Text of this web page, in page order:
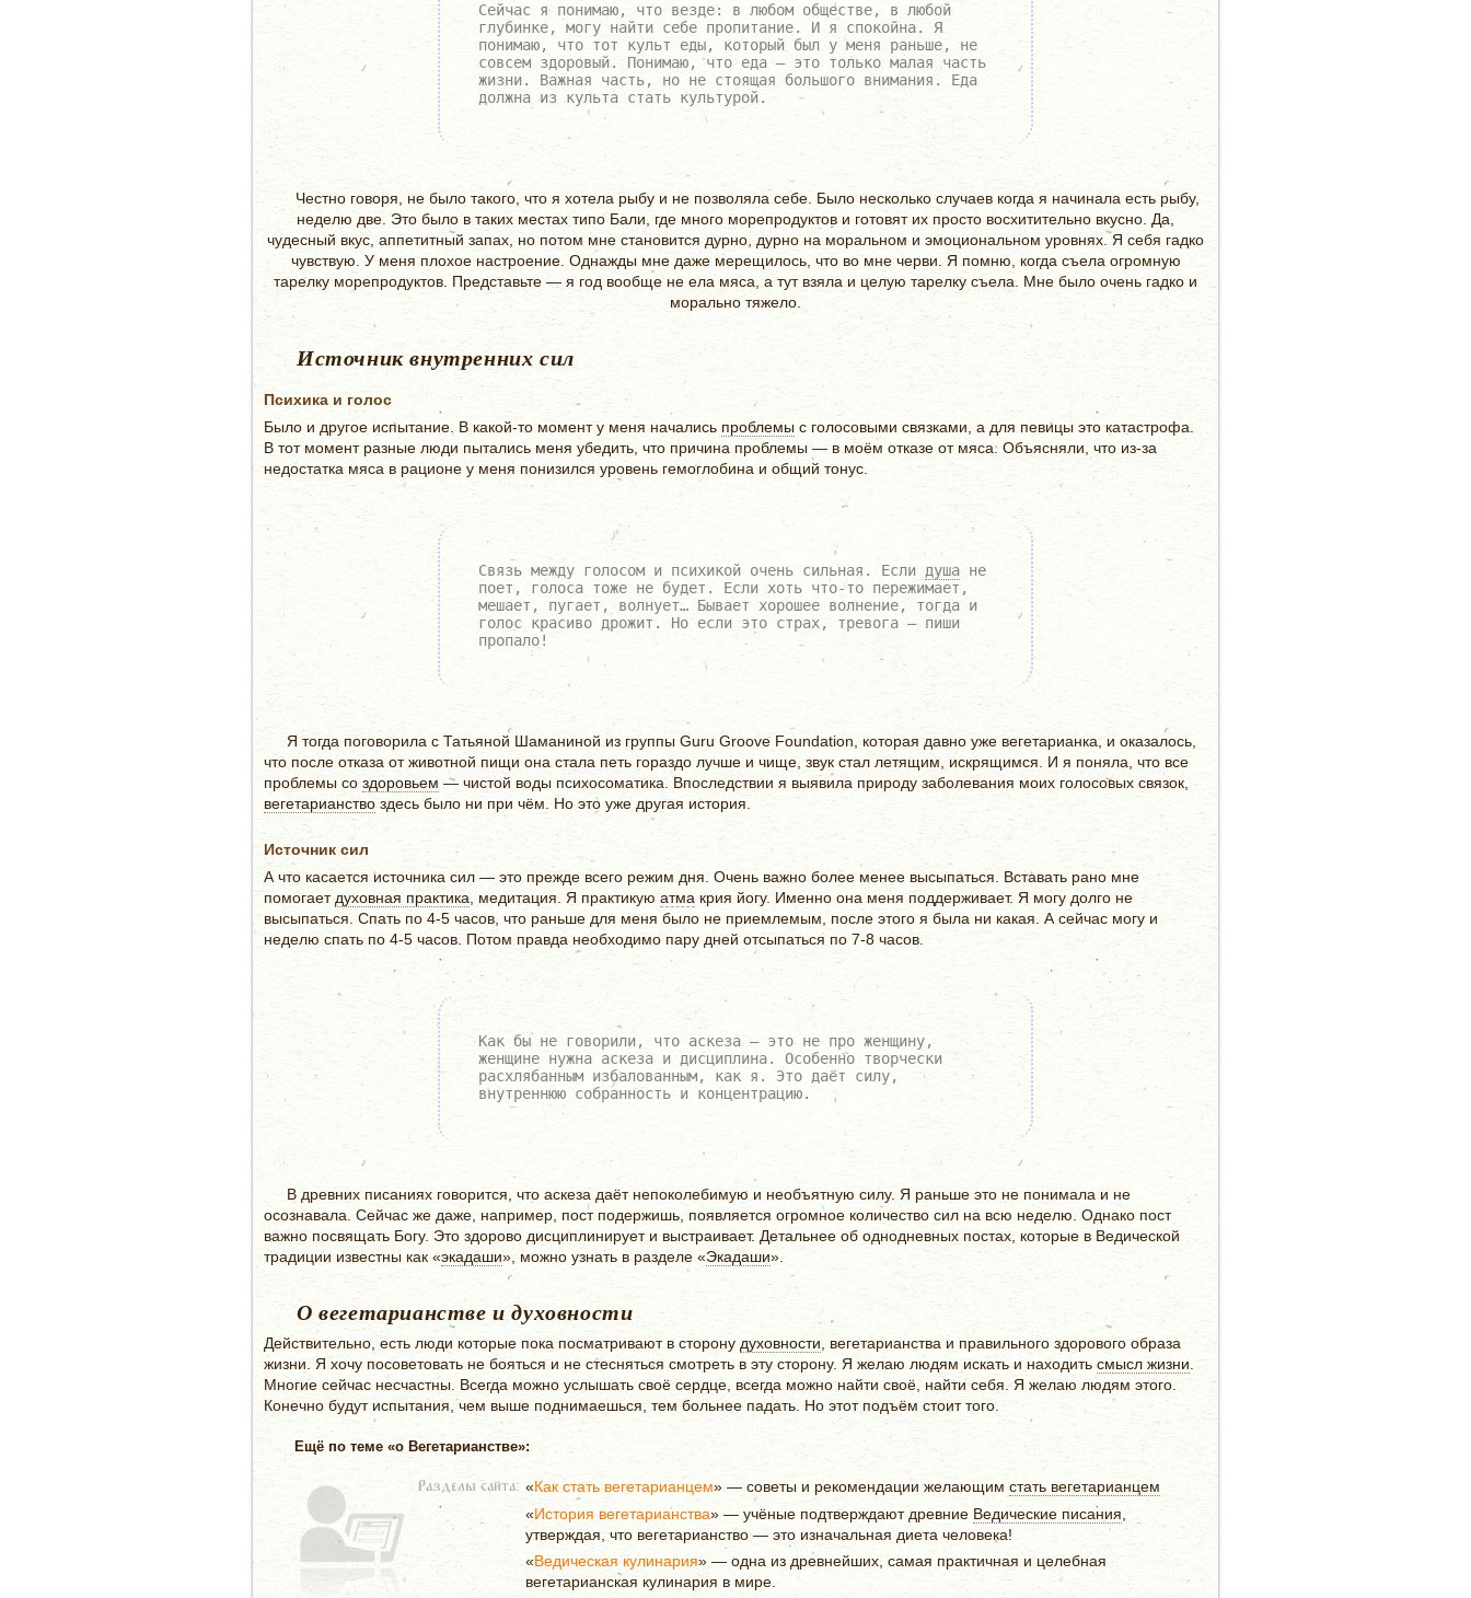
Сейчас я понимаю, что везде: в любом обществе, в любой
глубинке, могу найти себе пропитание. И я спокойна. Я
понимаю, что тот культ еды, который был у меня раньше, не
совсем здоровый. Понимаю, что еда — это только малая часть
жизни. Важная часть, но не стоящая большого внимания. Еда
должна из культа стать культурой.
Честно говоря, не было такого, что я хотела рыбу и не позволяла себе. Было несколько случаев когда я начинала есть рыбу,
неделю две. Это было в таких местах типо Бали, где много морепродуктов и готовят их просто восхитительно вкусно. Да,
чудесный вкус, аппетитный запах, но потом мне становится дурно, дурно на моральном и эмоциональном уровнях. Я себя гадко
чувствую. У меня плохое настроение. Однажды мне даже мерещилось, что во мне черви. Я помню, когда съела огромную
тарелку морепродуктов. Представьте — я год вообще не ела мяса, а тут взяла и целую тарелку съела. Мне было очень гадко и
морально тяжело.
Источник внутренних сил
Психика и голос
Было и другое испытание. В какой-то момент у меня начались проблемы с голосовыми связками, а для певицы это катастрофа.
В тот момент разные люди пытались меня убедить, что причина проблемы — в моём отказе от мяса. Объясняли, что из-за
недостатка мяса в рационе у меня понизился уровень гемоглобина и общий тонус.
Связь между голосом и психикой очень сильная. Если душа не
поет, голоса тоже не будет. Если хоть что-то пережимает,
мешает, пугает, волнует… Бывает хорошее волнение, тогда и
голос красиво дрожит. Но если это страх, тревога — пиши
пропало!
Я тогда поговорила с Татьяной Шаманиной из группы Guru Groove Foundation, которая давно уже вегетарианка, и оказалось,
что после отказа от животной пищи она стала петь гораздо лучше и чище, звук стал летящим, искрящимся. И я поняла, что все
проблемы со здоровьем — чистой воды психосоматика. Впоследствии я выявила природу заболевания моих голосовых связок,
вегетарианство здесь было ни при чём. Но это уже другая история.
Источник сил
А что касается источника сил — это прежде всего режим дня. Очень важно более менее высыпаться. Вставать рано мне
помогает духовная практика , медитация. Я практикую атма крия йогу. Именно она меня поддерживает. Я могу долго не
высыпаться. Спать по 4-5 часов, что раньше для меня было не приемлемым, после этого я была ни какая. А сейчас могу и
неделю спать по 4-5 часов. Потом правда необходимо пару дней отсыпаться по 7-8 часов.
Как бы не говорили, что аскеза — это не про женщину,
женщине нужна аскеза и дисциплина. Особенно творчески
расхлябанным избалованным, как я. Это даёт силу,
внутреннюю собранность и концентрацию.
В древних писаниях говорится, что аскеза даёт непоколебимую и необъятную силу. Я раньше это не понимала и не
осознавала. Сейчас же даже, например, пост подержишь, появляется огромное количество сил на всю неделю. Однако пост
важно посвящать Богу. Это здорово дисциплинирует и выстраивает. Детальнее об однодневных постах, которые в Ведической
традиции известны как «экадаши», можно узнать в разделе «Экадаши».
О вегетарианстве и духовности
Действительно, есть люди которые пока посматривают в сторону духовности , вегетарианства и правильного здорового образа
жизни. Я хочу посоветовать не бояться и не стесняться смотреть в эту сторону. Я желаю людям искать и находить смысл жизни
Многие сейчас несчастны. Всегда можно услышать своё сердце, всегда можно найти своё, найти себя. Я желаю людям этого.
Конечно будут испытания, чем выше поднимаешься, тем больнее падать. Но этот подъём стоит того.
Ещё по теме «о Вегетарианстве»:
Разделы сайта: «Как стать вегетарианцем» — советы и рекомендации желающим стать вегетарианцем
«История вегетарианства» — учёные подтверждают древние Ведические писания
утверждая, что вегетарианство — это изначальная диета человека!
«Ведическая кулинария» — одна из древнейших, самая практичная и целебная
вегетарианская кулинария в мире.